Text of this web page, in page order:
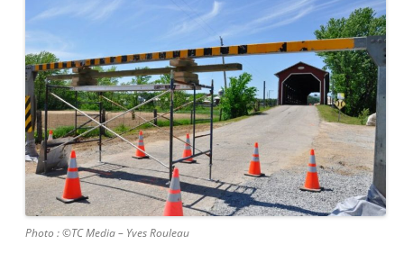
Photo : ©TC Media – Yves Rouleau